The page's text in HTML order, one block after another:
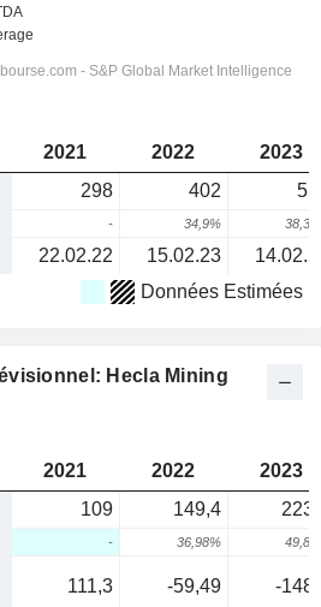
2021 2022
2023
298 402
- 34,9%
22.02.22 15.02.23
Données Estimées
Hecla Mining
2021 2022
2023
109 149,4
- 36,98%
111,3 -59,49 -